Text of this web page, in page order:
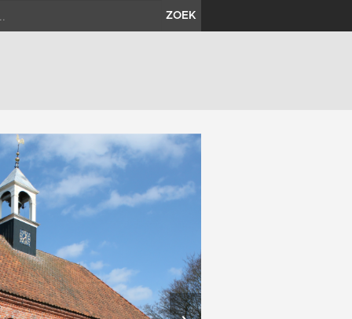
ZOEK